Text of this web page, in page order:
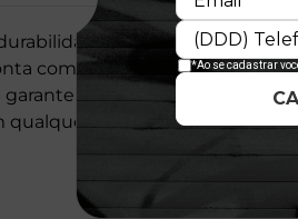
de um boné
com aba curvada e
conforto durante todo o
ocasião.